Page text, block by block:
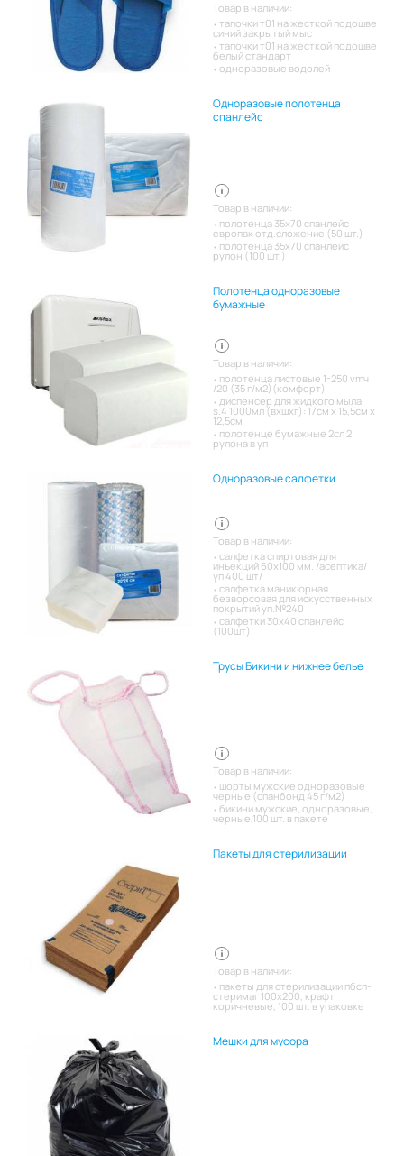
Товар в наличии:
тапочки т01 на жесткой подошве
синий закрытый мыс
тапочки т01 на жесткой подошве
белый стандарт
одноразовые водолей
Одноразовые полотенца
спанлейс
Товар в наличии:
полотенца 35х70 спанлейс
европак отд.сложение (50 шт.)
полотенца 35х70 спанлейс
рулон (100 шт.)
Полотенца одноразовые
бумажные
Товар в наличии:
полотенца листовые 1-250 vmч
/20 (35 г/м2)(комфорт)
диспенсер для жидкого мыла
s.4 1000мл (вхшхг): 17см x 15,5см x
12,5см
полотенце бумажные 2сл 2
рулона в уп
Одноразовые салфетки
Товар в наличии:
салфетка спиртовая для
инъекций 60х100 мм. /асептика/
уп 400 шт/
салфетка маникюрная
безворсовая для искусственных
покрытий уп.№240
салфетки 30х40 спанлейс
(100шт)
Трусы Бикини и нижнее белье
Товар в наличии:
шорты мужские одноразовые
черные (спанбонд 45 г/м2)
бикини мужские, одноразовые,
черные,100 шт. в пакете
Пакеты для стерилизации
Товар в наличии:
пакеты для стерилизации пбсп-
стеримаг 100х200, крафт
коричневые, 100 шт. в упаковке
Мешки для мусора